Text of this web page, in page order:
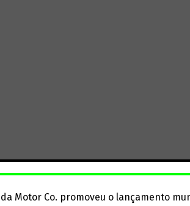
Motor Co. promoveu o lançamento